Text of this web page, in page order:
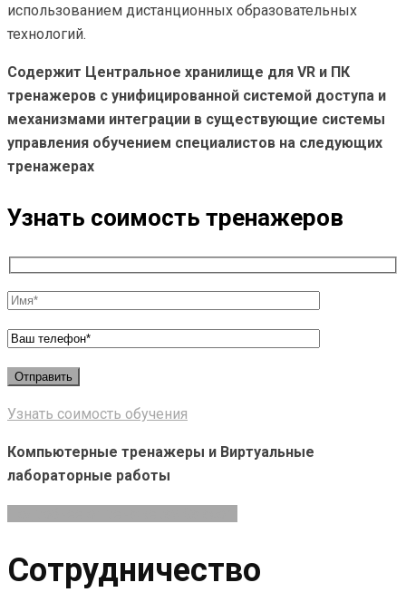
использованием дистанционных образовательных
технологий.
Содержит Центральное хранилище для VR и ПК
тренажеров с унифицированной системой доступа и
механизмами интеграции в существующие системы
управления обучением специалистов на следующих
тренажерах
Узнать соимость тренажеров
Узнать соимость обучения
Компьютерные тренажеры и Виртуальные
лабораторные работы
Сотрудничество